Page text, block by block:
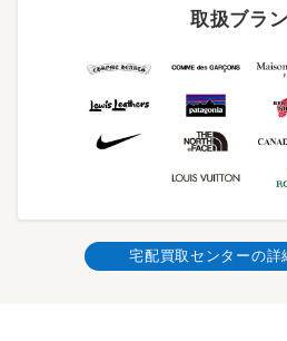
取扱ブラ
宅配買取センターの詳